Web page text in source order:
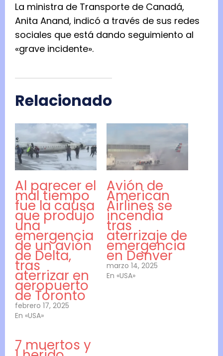
La ministra de Transporte de Canadá,
Anita Anand, indicó a través de sus redes
sociales que está dando seguimiento al
«grave incidente».
Relacionado
Al parecer el
mal tiempo
fue la causa
que produjo
una
emergencia
de un avión
de Delta,
tras
aterrizar en
aeropuerto
de Toronto
febrero 17, 2025
En «USA»
Avión de
American
Airlines se
incendia
tras
aterrizaje de
emergencia
en Denver
marzo 14, 2025
En «USA»
7 muertos y